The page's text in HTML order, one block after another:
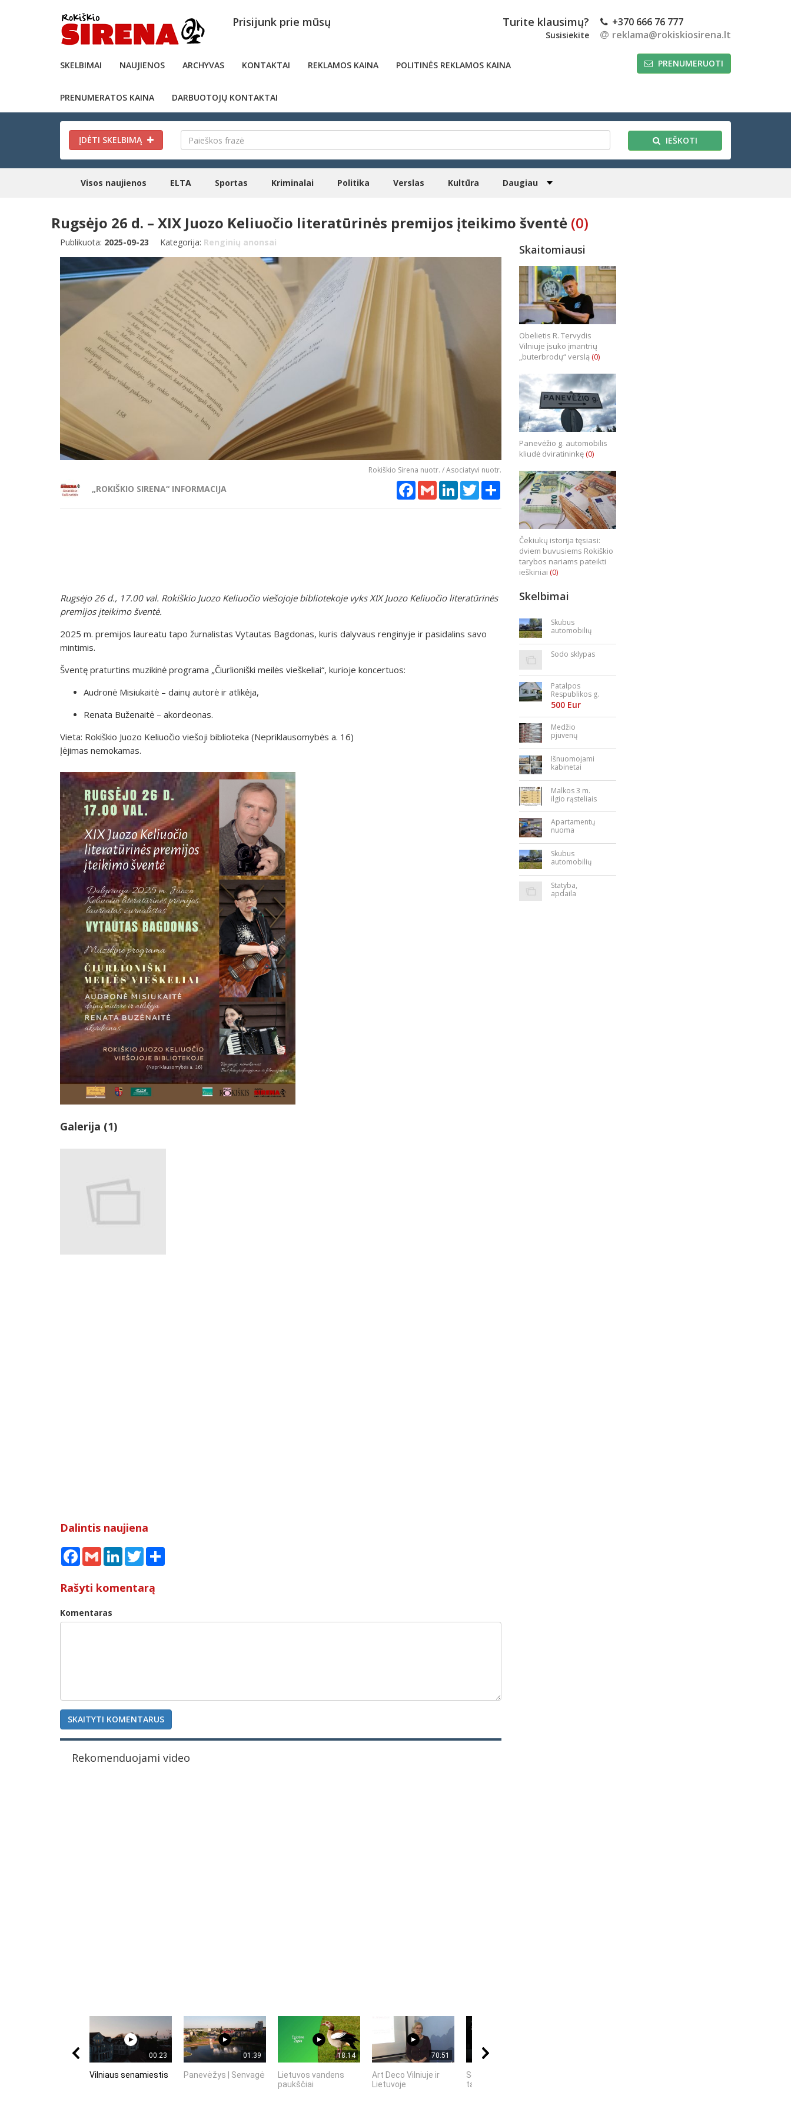
Prisijunk prie mūsų Turite klausimų?
Susisiekite
+370 666 76 777
reklama@rokiskiosirena.lt
SKELBIMAI NAUJIENOS ARCHYVAS KONTAKTAI REKLAMOS KAINA POLITINĖS REKLAMOS KAINA
PRENUMERATOS KAINA DARBUOTOJŲ KONTAKTAI
PRENUMERUOTI
ĮDĖTI SKELBIMĄ IEŠKOTI
Visos naujienos ELTA Sportas Kriminalai Politika Verslas Kultūra Daugiau
Rugsėjo 26 d. – XIX Juozo Keliuočio literatūrinės premijos įteikimo šventė (0)
Publikuota: 2025-09-23 Kategorija: Renginių anonsai
Rokiškio Sirena nuotr. / Asociatyvi nuotr.
„ROKIŠKIO SIRENA“ INFORMACIJA Facebook
GmailLinkedInTwitterShare
Rugsėjo 26 d., 17.00 val. Rokiškio Juozo Keliuočio viešojoje bibliotekoje vyks XIX Juozo Keliuočio literatūrinės
premijos įteikimo šventė.
2025 m. premijos laureatu tapo žurnalistas Vytautas Bagdonas, kuris dalyvaus renginyje ir pasidalins savo
mintimis.
Šventę praturtins muzikinė programa „Čiurlioniški meilės vieškeliai“, kurioje koncertuos:
Audronė Misiukaitė – dainų autorė ir atlikėja,
Renata Buženaitė – akordeonas.
Vieta: Rokiškio Juozo Keliuočio viešoji biblioteka (Nepriklausomybės a. 16)
Įėjimas nemokamas.
Galerija (1)
Dalintis naujiena
Facebook
Gmail LinkedInTwitter
Rašyti komentarą
Komentaras
SKAITYTI KOMENTARUS
Rekomenduojami video
00:23
Vilniaus senamiestis
01:39
Panevėžys | Senvagė
18:14
Lietuvos vandens
paukščiai
70:51
Art Deco Vilniuje ir
Lietuvoje
Se7en – kai tamsa
tampa meno kūriniu
Skaitomiausi
Obelietis R. Tervydis
Vilniuje įsuko įmantrių
„buterbrodų“ verslą (0)
Panevėžio g. automobilis
kliudė dviratininkę(0)
Čekiukų istorija tęsiasi:
dviem buvusiems Rokiškio
tarybos nariams pateikti
ieškiniai (0)
Skelbimai
Skubus
automobilių
Sodo sklypas
Patalpos
Respublikos g.
23
500 Eur
Medžio
pjuvenų
briketai
Išnuomojami
kabinetai
bės aikštėje
Malkos 3 m.
ilgio rąsteliais
Apartamentų
nuoma
Skubus
automobilių
Statyba,
apdaila